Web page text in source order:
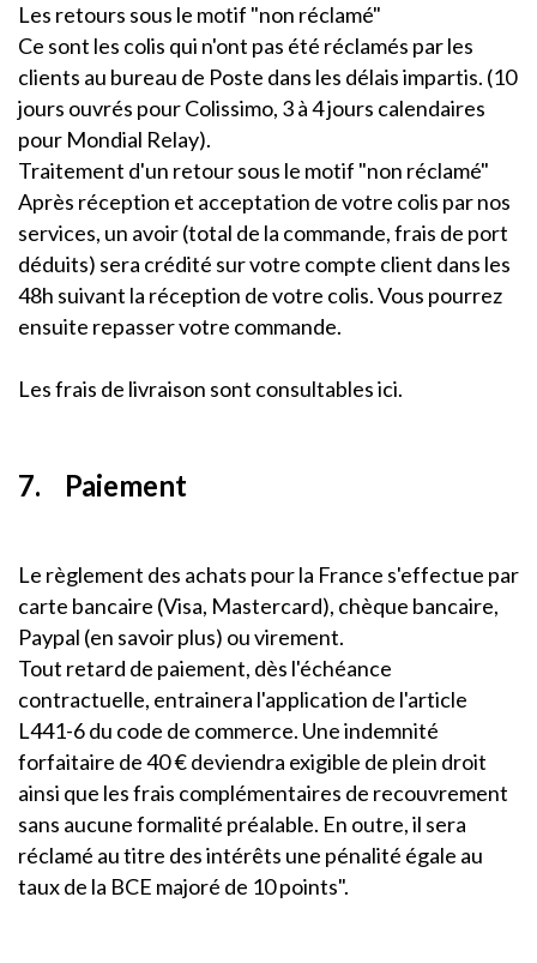
Les retours sous le motif "non réclamé"
Ce sont les colis qui n'ont pas été réclamés par les
clients au bureau de Poste dans les délais impartis. (10
jours ouvrés pour Colissimo, 3 à 4 jours calendaires
pour Mondial Relay).
Traitement d'un retour sous le motif "non réclamé"
Après réception et acceptation de votre colis par nos
services, un avoir (total de la commande, frais de port
déduits) sera crédité sur votre compte client dans les
48h suivant la réception de votre colis. Vous pourrez
ensuite repasser votre commande.
Les frais de livraison sont consultables ici.
7. Paiement
Le règlement des achats pour la France s'effectue par
carte bancaire (Visa, Mastercard), chèque bancaire,
Paypal (en savoir plus) ou virement.
Tout retard de paiement, dès l'échéance
contractuelle, entrainera l'application de l'article
L441-6 du code de commerce. Une indemnité
forfaitaire de 40 € deviendra exigible de plein droit
ainsi que les frais complémentaires de recouvrement
sans aucune formalité préalable. En outre, il sera
réclamé au titre des intérêts une pénalité égale au
taux de la BCE majoré de 10 points".